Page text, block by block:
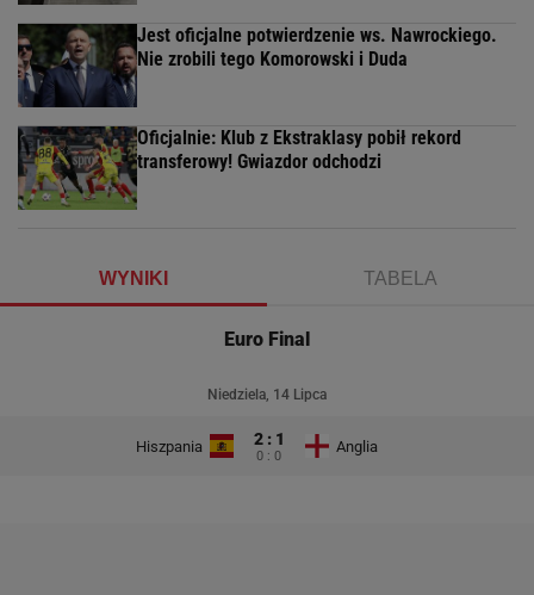
Jest oficjalne potwierdzenie ws. Nawrockiego.
Nie zrobili tego Komorowski i Duda
Oficjalnie: Klub z Ekstraklasy pobił rekord
transferowy! Gwiazdor odchodzi
WYNIKI TABELA
Euro Final
Niedziela, 14 Lipca
Hiszpania 2 : 1
0 : 0
Anglia